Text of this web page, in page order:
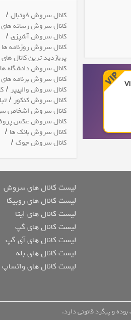
کانال سروش فوتبال/
کانال سروش رسانه
کانال سروش آشپزی/
کانال سروش روزنامه ها
پربازدید ترین کانال
کانال سروش دانشگاه ها
کانال سروش برنامه های
کانال سروش والپیپر/
کانال سروش کنکور/
کانال سروش اشخاص
کانال سروش عکس
کانال سروش بانک ها /
کانال سروش جوک/
لیست کانال های سروش
لیست کانال های روبیکا
لیست کانال های ایتا
لیست کانال های گپ
لیست کانال های آی گپ
لیست کانال های بله
لیست کانال های واتساپ
و پیگرد قانونی دارد.